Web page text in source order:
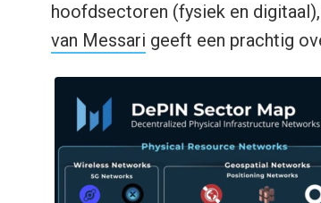
hoofdsectoren (fysiek en
van Messari geeft een prachtig